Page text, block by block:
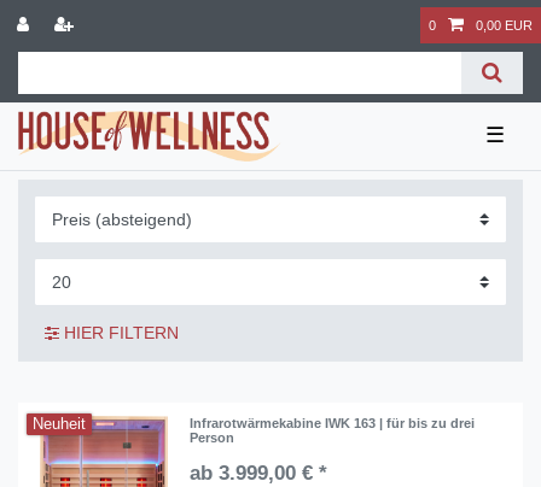
0 0,00 EUR
☰
HIER FILTERN
Neuheit
Infrarotwärmekabine IWK 163 | für bis zu drei
Person
ab 3.999,00 € *